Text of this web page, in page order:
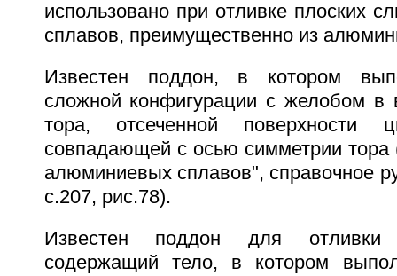
использовано при отливке плоских
сплавов, преимущественно из
Известен поддон, в котором
сложной конфигурации с желобом в
тора, отсеченной поверхности
совпадающей с осью симметрии тора
алюминиевых сплавов", справочное
с.207, рис.78).
Известен поддон для отливки
содержащий тело, в котором